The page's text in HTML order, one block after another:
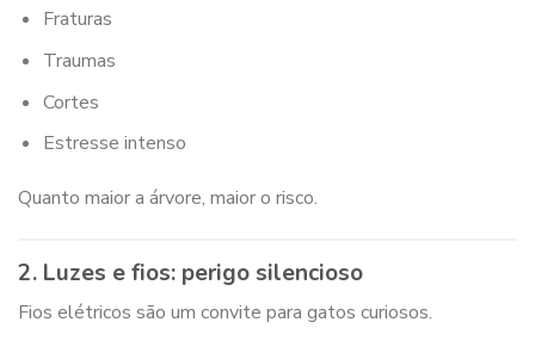
Fraturas
Traumas
Cortes
Estresse intenso
Quanto maior a árvore, maior o risco.
2. Luzes e fios: perigo silencioso
Fios elétricos são um convite para gatos curiosos.